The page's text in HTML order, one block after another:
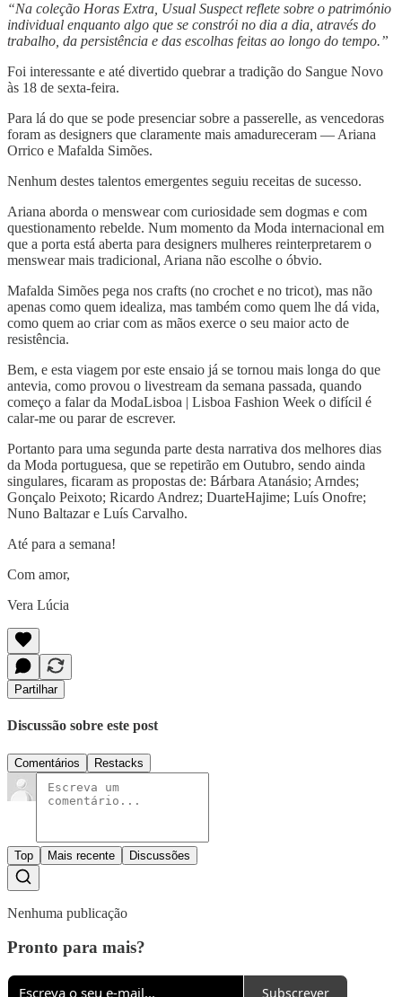
“Na coleção Horas Extra, Usual Suspect reflete sobre o património
individual enquanto algo que se constrói no dia a dia, através do
trabalho, da persistência e das escolhas feitas ao longo do tempo.”
Foi interessante e até divertido quebrar a tradição do Sangue Novo
às 18 de sexta-feira.
Para lá do que se pode presenciar sobre a passerelle, as vencedoras
foram as designers que claramente mais amadureceram — Ariana
Orrico e Mafalda Simões.
Nenhum destes talentos emergentes seguiu receitas de sucesso.
Ariana aborda o menswear com curiosidade sem dogmas e com
questionamento rebelde. Num momento da Moda internacional em
que a porta está aberta para designers mulheres reinterpretarem o
menswear mais tradicional, Ariana não escolhe o óbvio.
Mafalda Simões pega nos crafts (no crochet e no tricot), mas não
apenas como quem idealiza, mas também como quem lhe dá vida,
como quem ao criar com as mãos exerce o seu maior acto de
resistência.
Bem, e esta viagem por este ensaio já se tornou mais longa do que
antevia, como provou o livestream da semana passada, quando
começo a falar da ModaLisboa | Lisboa Fashion Week o difícil é
calar-me ou parar de escrever.
Portanto para uma segunda parte desta narrativa dos melhores dias
da Moda portuguesa, que se repetirão em Outubro, sendo ainda
singulares, ficaram as propostas de: Bárbara Atanásio; Arndes;
Gonçalo Peixoto; Ricardo Andrez; DuarteHajime; Luís Onofre;
Nuno Baltazar e Luís Carvalho.
Até para a semana!
Com amor,
Vera Lúcia
Partilhar
Discussão sobre este post
Comentários Restacks
Top Mais recente Discussões
Nenhuma publicação
Pronto para mais?
Subscrever